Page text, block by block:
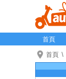
首頁
首頁